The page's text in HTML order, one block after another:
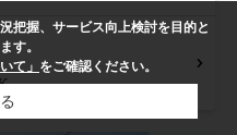
把握、サービス向上検討を目的と
す。
て」 をご確認ください。